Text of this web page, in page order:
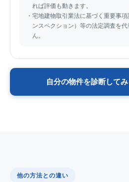
れば評価も動きます。
宅地建物取引業法に基づく重要事
ンスペクション）等の法定調査を
ん。
自分の物件を診断してみ
他の方法との違い